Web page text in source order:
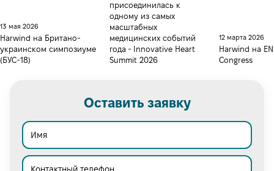
13 мая 2026
Harwind на Британо-
украинском симпозиуме
(БУС-18)
присоединилась к
одному из самых
масштабных
медицинских событий
года - Innovative Heart
Summit 2026
12 марта 2026
Harwind на
Congress
Оставить заявку